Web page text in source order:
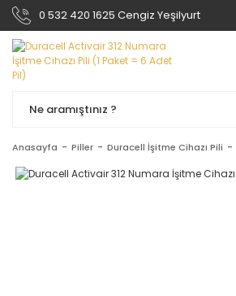
0 532 420 1625 Cengiz Yeşilyurt
Anasayfa Piller Duracell İşitme Cihazı Pili